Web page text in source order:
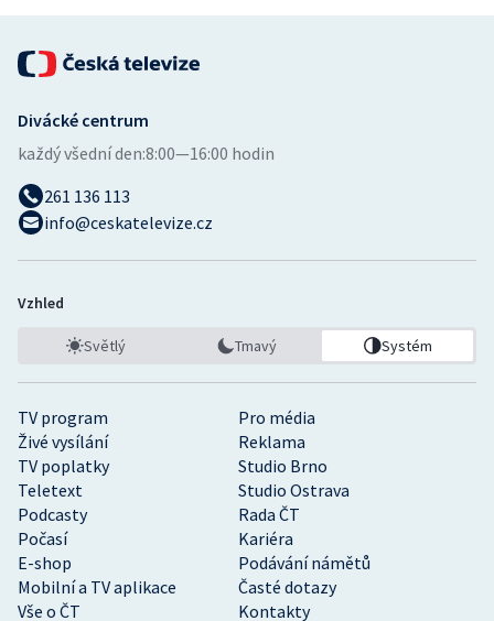
TV program
Pro média
Živé vysílání
Reklama
TV poplatky
Studio Brno
Teletext
Studio Ostrava
Podcasty
Rada ČT
Počasí
Kariéra
E-shop
Podávání námětů
Mobilní a TV aplikace
Časté dotazy
Vše o ČT
Kontakty
Divácké centrum
každý všední den:8:00—16:00 hodin
261 136 113
info@ceskatelevize.cz
Vzhled
Světlý Tmavý Systém